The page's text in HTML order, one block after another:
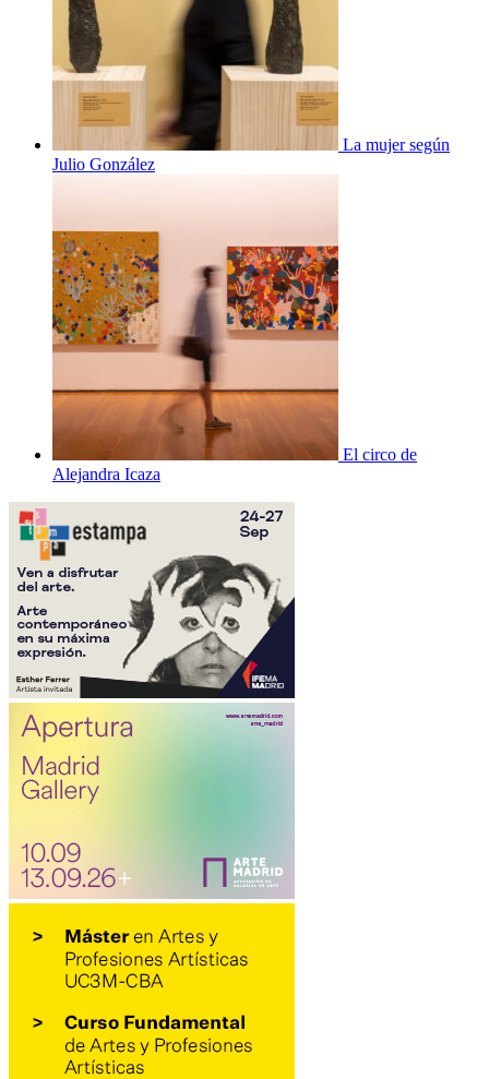
La mujer según
Julio González
El circo de
Alejandra Icaza